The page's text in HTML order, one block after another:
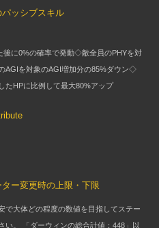
ッシブスキル
後に0%の確率で発動◇敵全員のPHYを対
AGIを対象のAGI増加分の85%ダウン◇
たHPに比例して最大80%アップ
ー変更時の上限・下限
で大体どの程度の数値を目指してステー
い。 「ダーウィンの総合計値：448」以